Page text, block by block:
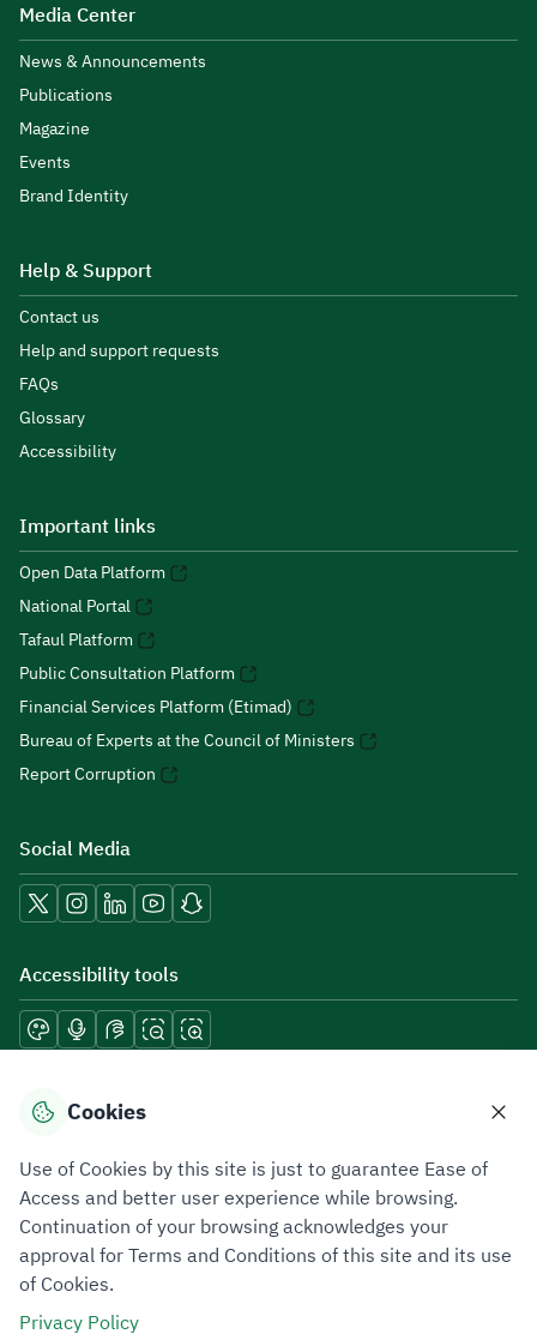
Media Center
News & Announcements
Publications
Magazine
Events
Brand Identity
Help & Support
Contact us
Help and support requests
FAQs
Glossary
Accessibility
Important links
Open Data Platform
National Portal
Tafaul Platform
Public Consultation Platform
Financial Services Platform (Etimad)
Bureau of Experts at the Council of Ministers
Report Corruption
Social Media
Accessibility tools
Download mobile applications
Privacy PolicyTerms of UseSite Map
All rights reserved 2026 © ZATCA.GOV.SA
Cookies
Use of Cookies by this site is just to guarantee Ease of
Access and better user experience while browsing.
Continuation of your browsing acknowledges your
approval for Terms and Conditions of this site and its use
of Cookies.
Privacy Policy